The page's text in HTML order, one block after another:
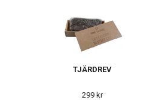
TJÄRDREV
299 kr